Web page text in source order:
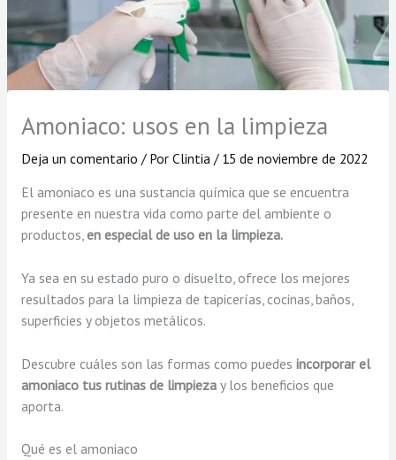
Amoniaco: usos en la limpieza
Deja un comentario / Por Clintia / 15 de noviembre de 2022
El amoniaco es una sustancia química que se encuentra
presente en nuestra vida como parte del ambiente o
productos,en especial de uso en la limpieza.
Ya sea en su estado puro o disuelto, ofrece los mejores
resultados para la limpieza de tapicerías, cocinas, baños,
superficies y objetos metálicos.
Descubre cuáles son las formas como puedes incorporar el
amoniaco tus rutinas de limpieza y los beneficios que
aporta.
Qué es el amoniaco